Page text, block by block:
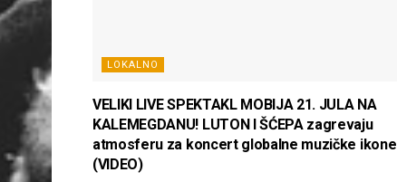
LOKALNO
VELIKI LIVE SPEKTAKL MOBIJA 21. JULA NA
KALEMEGDANU! LUTON I ŠĆEPA zagrevaju
atmosferu za koncert globalne muzičke ikone
(VIDEO)